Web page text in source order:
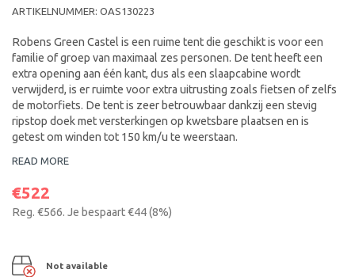
ARTIKELNUMMER: OAS130223
Robens Green Castel is een ruime tent die geschikt is voor een
familie of groep van maximaal zes personen. De tent heeft een
extra opening aan één kant, dus als een slaapcabine wordt
verwijderd, is er ruimte voor extra uitrusting zoals fietsen of zelfs
de motorfiets. De tent is zeer betrouwbaar dankzij een stevig
ripstop doek met versterkingen op kwetsbare plaatsen en is
getest om winden tot 150 km/u te weerstaan.
READ MORE
€522
Reg. €566. Je bespaart€44(8%)
Not available